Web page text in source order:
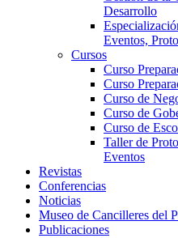
Desarrollo
Eventos,
Cursos
Curso
Curso
Curso de
Curso de
Curso de
Taller de
Eventos
Revistas
Conferencias
Noticias
Museo de Cancilleres del
Publicaciones